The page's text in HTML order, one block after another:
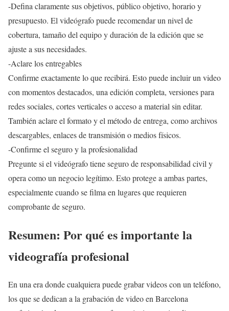
-Defina claramente sus objetivos, público objetivo, horario y
presupuesto. El videógrafo puede recomendar un nivel de
cobertura, tamaño del equipo y duración de la edición que se
ajuste a sus necesidades.
-Aclare los entregables
Confirme exactamente lo que recibirá. Esto puede incluir un video
con momentos destacados, una edición completa, versiones para
redes sociales, cortes verticales o acceso a material sin editar.
También aclare el formato y el método de entrega, como archivos
descargables, enlaces de transmisión o medios físicos.
-Confirme el seguro y la profesionalidad
Pregunte si el videógrafo tiene seguro de responsabilidad civil y
opera como un negocio legítimo. Esto protege a ambas partes,
especialmente cuando se filma en lugares que requieren
comprobante de seguro.
Resumen: Por qué es importante la
videografía profesional
En una era donde cualquiera puede grabar videos con un teléfono,
los que se dedican a la grabación de video en Barcelona